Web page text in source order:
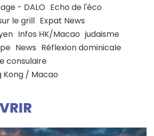
- DALO Echo de l'éco
le grill Expat News
Infos HK/Macao judaisme
News Réflexion dominicale
consulaire
Kong / Macao